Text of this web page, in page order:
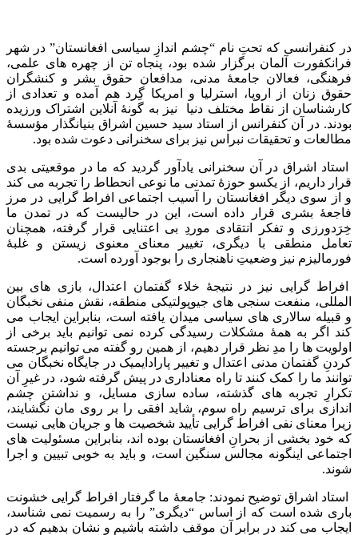
در کنفرانسی که تحتِ نام “چشم اندازِ سیاسی افغانستان” در شهر
فرانکفورت آلمان برگزار شده بود، پنجاه تن از چهره های علمی،
فرهنگی، فعالان جامعۀ مدنی، مدافعان حقوق بشر و کنشگران
حقوق زنان از اروپا، استرلیا و امریکا گِرد هم آمده و تعدادی از
کارشناسان از نقاط مختلف دنیا نیز به گونۀ آنلاین اشتراک ورزیده
بودند. در آن کنفرانس از استاد سید حسین اشراق بنیانگذار مؤسسۀ
مطالعات و تحقیقات نبراس نیز برای سخنرانی دعوت شده بود.
استاد اشراق در آن سخنرانی یادآور گردید که ما در موقعیتی بدی
قرار داریم، از یکسو حوزۀ تمدنی ما نوعی انحطاط را تجربه می کند
و از سوی دیگر افغانستان را آسیب اجتماعی افراط گرایی در مرز
فاجعۀ بشری قرار داده است، این در حالیست که در تمدن ما
خِرَدورزی و تفکر انتقادی موردِ بی اعتنایی قرار گرفته، همچنان
تعامل منطقی با دیگری، تغییر معنای معنوی زیستن و غلبۀ
فورمالیزم نیز وضعیتِ ناهنجاری را بوجود آورده است.
افراط گرایی نیز در نتیجۀ خلاء گفتمان اعتدال، بازی های بین
المللی، منفعت سنجی های جیوپولتیکی منطقه، نقش منفی نخبگان
و قبیله سالاری های سیاسی میدان یافته است، بنابراین ایجاب می
کند اگر به همۀ مشکلات رسیدگی کرده نمی توانیم باید برخی از
اولویت ها را مدِ نظر قرار دهیم، از همین رو گفته می توانیم برجسته
کردنِ گفتمان مدنی اعتدال و تغییر پارادایمیک در جایگاه نخبگان می
توانند ما را کمک کنند تا راه معناداری در پیش گرفته شود، در غیرِ آن
تکرارِ تجربه های گذشته، ساده سازی مسایل، و نداشتن چشم
اندازی برای ترسیم راه سوم، شاید افقی را بر روی مان نگشایند،
زیرا معنای نفی افراط گرایی تأیید شخصیت ها و جریان هایی نیست
که خود بخشی از بحرانِ افغانستان بوده اند، بنابراین مسئولیت های
اجتماعی اینگونه مجالس سنگین است، و باید به خوبی تبیین و اجرا
شوند.
استاد اشراق توضیح نمودند: جامعۀ ما گرفتار افراط گرایی خشونت
باری شده است که از اساس “دیگری” را به رسمیت نمی شناسد،
ایجاب می کند در برابرِ آن موقف داشته باشیم و نشان بدهیم که در